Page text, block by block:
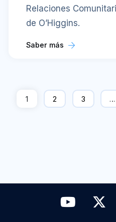
Relaciones
de O’Higgins.
Saber más
1 2 3 …